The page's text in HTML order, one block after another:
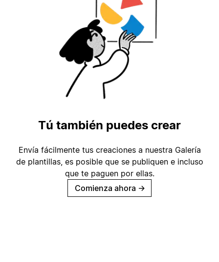
Tú también puedes crear
Envía fácilmente tus creaciones a nuestra Galería
de plantillas, es posible que se publiquen e incluso
que te paguen por ellas.
Comienza ahora →